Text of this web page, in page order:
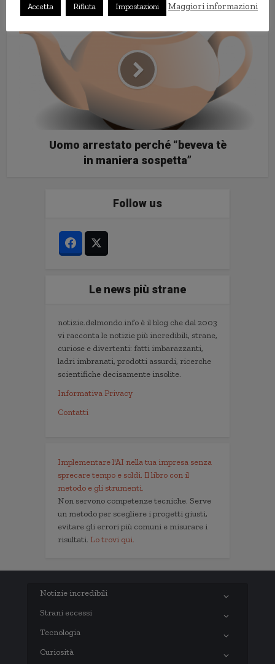
Uomo arrestato perché “beveva tè
in maniera sospetta”
Follow us
Le news più strane
notizie.delmondo.info è il blog che dal 2003
vi racconta le notizie più incredibili, strane,
curiose e divertenti: fatti imbarazzanti,
ladri imbranati, prodotti assurdi, ricerche
scientifiche decisamente insolite.
Informativa Privacy
Contatti
Implementare l'AI nella tua impresa senza
sprecare tempo e soldi. Il libro con il
metodo e gli strumenti.
Non servono competenze tecniche. Serve
un metodo per scegliere i progetti giusti,
evitare gli errori più comuni e misurare i
risultati. Lo trovi qui.
Notizie incredibili
Strani eccessi
Tecnologia
Curiosità
Accetta Rifiuta Impostazioni Maggiori informazioni